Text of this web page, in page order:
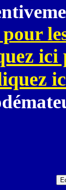
ici